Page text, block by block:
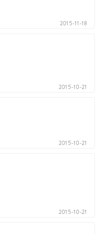
2015-11-18
2015-10-21
2015-10-21
2015-10-21